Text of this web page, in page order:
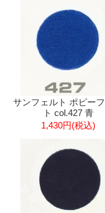
サンフェルト ポピー
ト col.427 青
1,430円(税込)